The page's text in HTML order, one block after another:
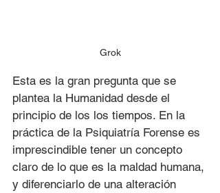
Grok
Esta es la gran pregunta que se
plantea la Humanidad desde el
principio de los los tiempos. En la
práctica de la Psiquiatría Forense es
imprescindible tener un concepto
claro de lo que es la maldad humana,
y diferenciarlo de una alteración